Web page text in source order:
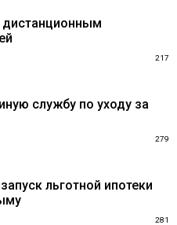
217
службу по уходу за
279
льготной ипотеки
281